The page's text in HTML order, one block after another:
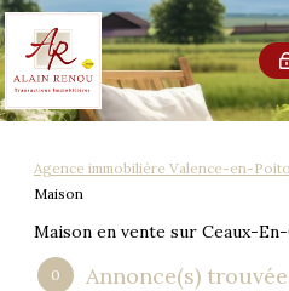
Accueil
Agence immobilière Valence-en-
Maison
Maison en vente sur Ceaux-
0 Annonce(s)